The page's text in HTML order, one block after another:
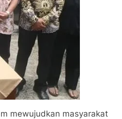
mewujudkan masyarakat